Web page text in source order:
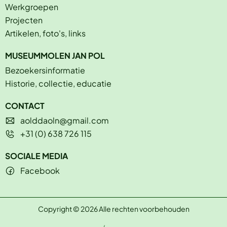
Werkgroepen
Projecten
Artikelen, foto's, links
MUSEUMMOLEN JAN POL
Bezoekersinformatie
Historie, collectie, educatie
CONTACT
aolddaoln@gmail.com
+31 (0) 638 726 115
SOCIALE MEDIA
Facebook
Copyright © 2026 Alle rechten voorbehouden